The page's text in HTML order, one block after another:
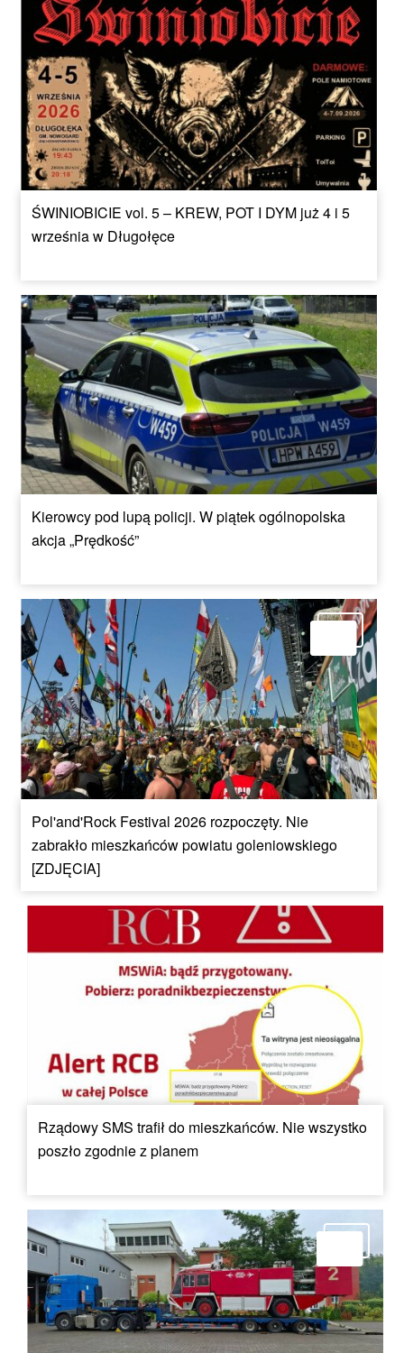
ŚWINIOBICIE vol. 5 – KREW, POT I DYM już 4 i 5
września w Długołęce
Kierowcy pod lupą policji. W piątek ogólnopolska
akcja „Prędkość”
Pol'and'Rock Festival 2026 rozpoczęty. Nie
zabrakło mieszkańców powiatu goleniowskiego
[ZDJĘCIA]
Rządowy SMS trafił do mieszkańców. Nie wszystko
poszło zgodnie z planem